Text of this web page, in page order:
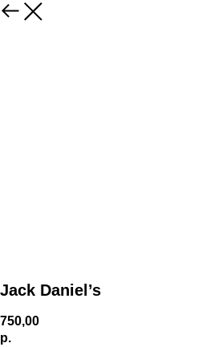
Jack Daniel’s
750,00
р.